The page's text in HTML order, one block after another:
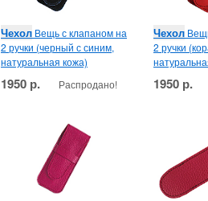
Чехол Вещь с клапаном на
2 ручки (черный с синим,
натуральная кожа)
1950 р. Распродано!
Чехол
2 ручки
1950 р.